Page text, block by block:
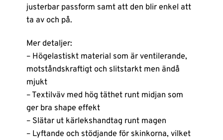
justerbar passform samt att den blir enkel att
ta av och på.
Mer detaljer:
– Högelastiskt material som är ventilerande,
motståndskraftigt och slitstarkt men ändå
mjukt
– Textilväv med hög täthet runt midjan som
ger bra shape effekt
– Slätar ut kärlekshandtag runt magen
– Lyftande och stödjande för skinkorna, vilket